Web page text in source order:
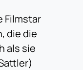
Filmstar
die die
als sie